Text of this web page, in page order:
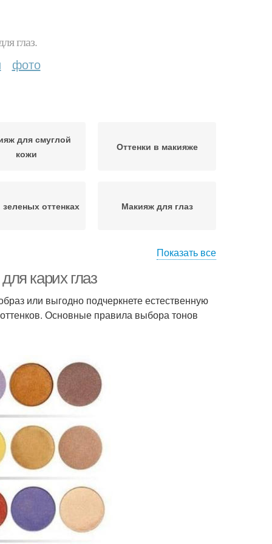
глаз.
фото
для смуглой
кожи
Оттенки в макияже
зеленых оттенках Макияж для глаз
Показать все
карих глаз
или выгодно подчеркнете естественную
Основные правила выбора тонов